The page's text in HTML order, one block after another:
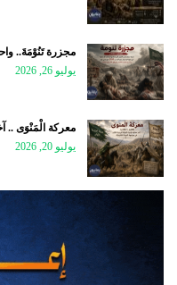
مجزرة تَنُوْمَةَ..
يوليو 26, 2026
معركة الْمَنْوَى ..
يوليو 20, 2026